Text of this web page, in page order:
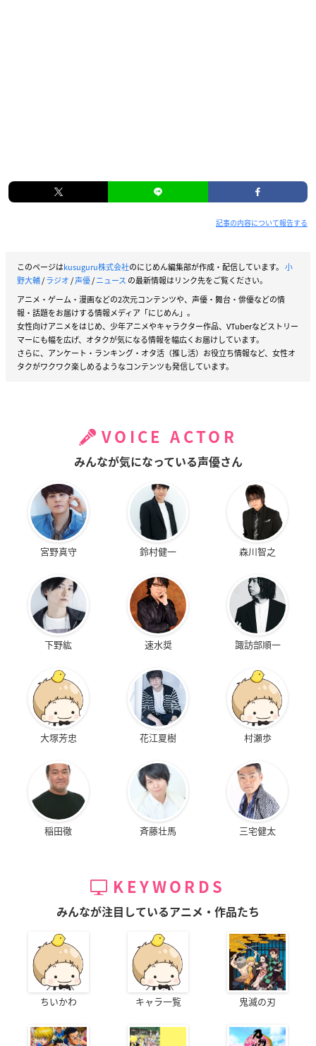
記事の内容について報告する
このページはkusuguru株式会社のにじめん編集部が作成・配信しています。 小
野大輔/ラジオ/声優/ニュース の最新情報はリンク先をご覧ください。
アニメ・ゲーム・漫画などの2次元コンテンツや、声優・舞台・俳優などの情
報・話題をお届けする情報メディア「にじめん」。
女性向けアニメをはじめ、少年アニメやキャラクター作品、VTuberなどストリー
マーにも幅を広げ、オタクが気になる情報を幅広くお届けしています。
さらに、アンケート・ランキング・オタ活（推し活）お役立ち情報など、女性オ
タクがワクワク楽しめるようなコンテンツも発信しています。
VOICE ACTOR
みんなが気になっている声優さん
宮野真守 鈴村健一 森川智之
下野紘 速水奨 諏訪部順一
大塚芳忠 花江夏樹 村瀬歩
稲田徹 斉藤壮馬 三宅健太
KEYWORDS
みんなが注目しているアニメ・作品たち
ちいかわ キャラ一覧 鬼滅の刃